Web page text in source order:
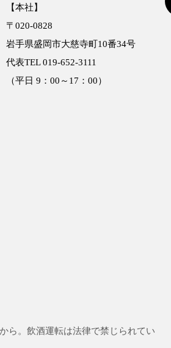
【本社】
〒020-0828
岩手県盛岡市大慈寺町10番34号
代表TEL 019-652-3111
（平日 9：00～17：00）
ら。飲酒運転は法律で禁じられてい